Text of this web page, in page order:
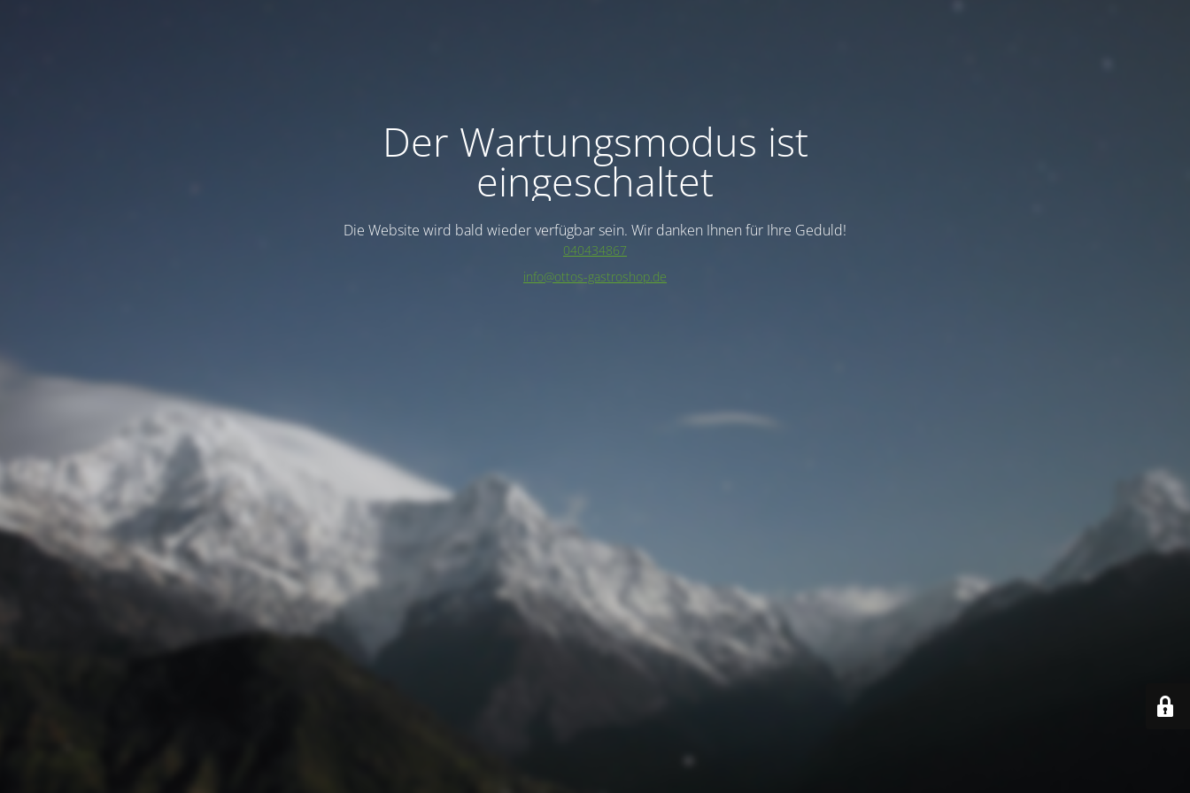
Der Wartungsmodus ist
eingeschaltet
Die Website wird bald wieder verfügbar sein. Wir danken Ihnen für Ihre Geduld!
040434867
info@ottos-gastroshop.de